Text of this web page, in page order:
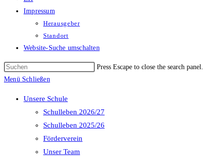
Impressum
Herausgeber
Standort
Website-Suche umschalten
Press Escape to close the search panel.
Menü Schließen
Unsere Schule
Schulleben 2026/27
Schulleben 2025/26
Förderverein
Unser Team